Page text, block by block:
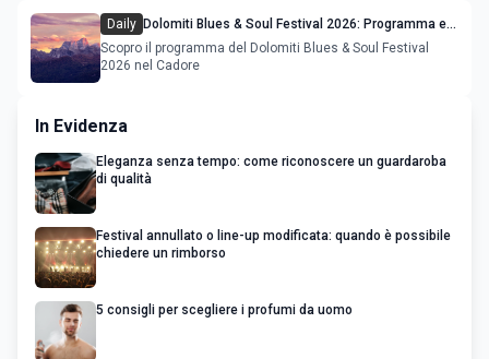
Daily Dolomiti Blues & Soul Festival 2026: Programma e
Location nel Cadore
Scopro il programma del Dolomiti Blues & Soul Festival
2026 nel Cadore
In Evidenza
Eleganza senza tempo: come riconoscere un guardaroba
di qualità
Festival annullato o line-up modificata: quando è possibile
chiedere un rimborso
5 consigli per scegliere i profumi da uomo